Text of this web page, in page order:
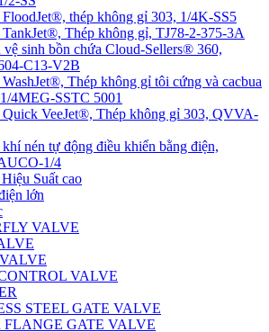
thép không gỉ 303, 1/4K-SS5
Thép không gỉ, TJ78-2-375-3A
vệ sinh bồn chứa Cloud-Sellers® 360,
C13-V2B
Thép không gỉ tôi cứng và cacbua
4MEG-SSTC 5001
VeeJet®, Thép không gỉ 303, QVVA-
nén tự động điều khiển bằng điện,
1/4
Suất cao
lớn
VALVE
VALVE
STEEL GATE VALVE
FLANGE GATE VALVE